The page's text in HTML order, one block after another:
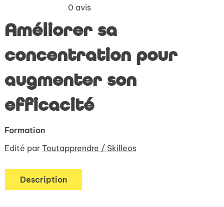
0 avis
Améliorer sa
concentration pour
augmenter son
efficacité
Formation
Edité par Toutapprendre / Skilleos
Description